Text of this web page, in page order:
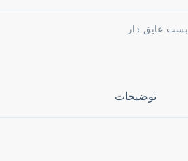
بست عایق دار
توضیحات